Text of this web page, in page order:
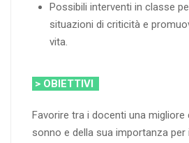
Possibili interventi in classe
situazioni di criticità e
vita.
> OBIETTIVI
Favorire tra i docenti una migliore
sonno e della sua importanza